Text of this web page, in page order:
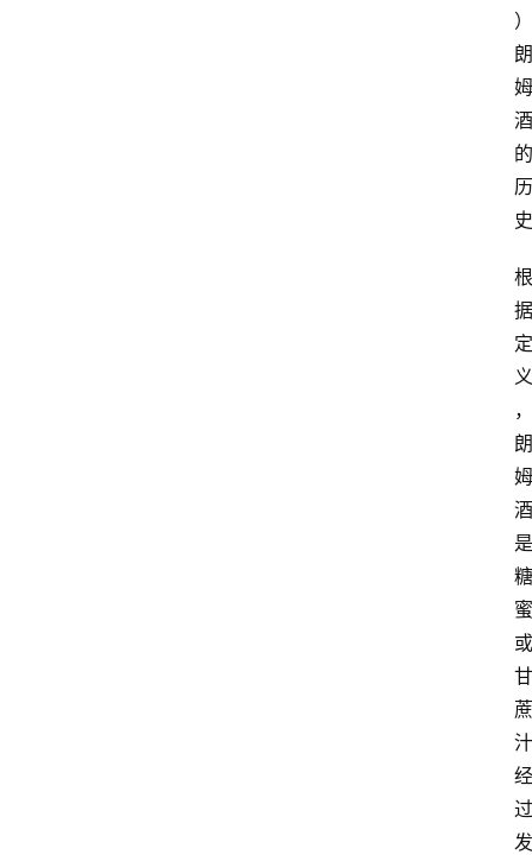
）
朗
姆
酒
的
历
史
根
据
定
义
，
朗
姆
酒
是
糖
蜜
或
甘
蔗
汁
经
过
发